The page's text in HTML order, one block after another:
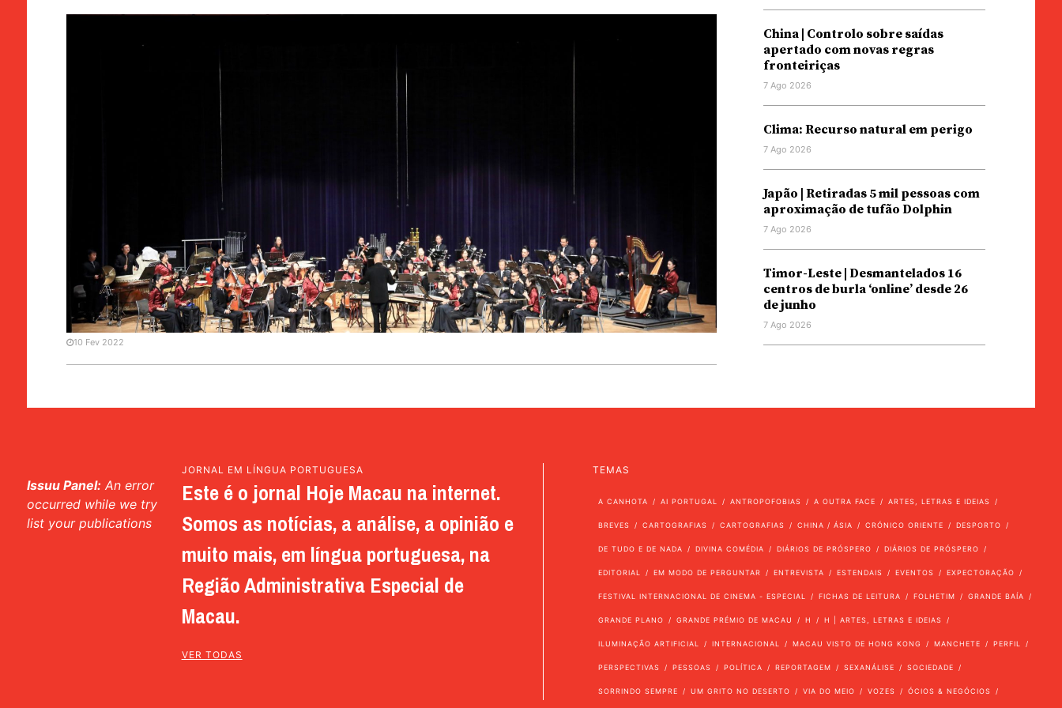
MANCHETE SOCIEDADE
Orquestra | IC envia 22 trabalhadores para a nova
sociedade
10 Fev 2022
China | Controlo sobre saídas
apertado com novas regras
fronteiriças
7 Ago 2026
Clima: Recurso natural em perigo
7 Ago 2026
Japão | Retiradas 5 mil pessoas com
aproximação de tufão Dolphin
7 Ago 2026
Timor-Leste | Desmantelados 16
centros de burla ‘online’ desde 26
de junho
7 Ago 2026
Issuu Panel: An error
occurred while we try
list your publications
JORNAL EM LÍNGUA PORTUGUESA
Este é o jornal Hoje Macau na internet.
Somos as notícias, a análise, a opinião e
muito mais, em língua portuguesa, na
Região Administrativa Especial de
Macau.
VER TODAS
TEMAS
A CANHOTA AI PORTUGAL ANTROPOFOBIAS A OUTRA FACE ARTES, LETRAS E IDEIAS
BREVES CARTOGRAFIAS CARTOGRAFIAS CHINA / ÁSIA CRÓNICO ORIENTE DESPORTO
DE TUDO E DE NADA DIVINA COMÉDIA DIÁRIOS DE PRÓSPERO DIÁRIOS DE PRÓSPERO
EDITORIAL EM MODO DE PERGUNTAR ENTREVISTA ESTENDAIS EVENTOS EXPECTORAÇÃO
FESTIVAL INTERNACIONAL DE CINEMA - ESPECIAL FICHAS DE LEITURA FOLHETIM GRANDE BAÍA
GRANDE PLANO GRANDE PRÉMIO DE MACAU H H | ARTES, LETRAS E IDEIAS
ILUMINAÇÃO ARTIFICIAL INTERNACIONAL MACAU VISTO DE HONG KONG MANCHETE PERFIL
PERSPECTIVAS PESSOAS POLÍTICA REPORTAGEM SEXANÁLISE SOCIEDADE
SORRINDO SEMPRE UM GRITO NO DESERTO VIA DO MEIO VOZES ÓCIOS & NEGÓCIOS